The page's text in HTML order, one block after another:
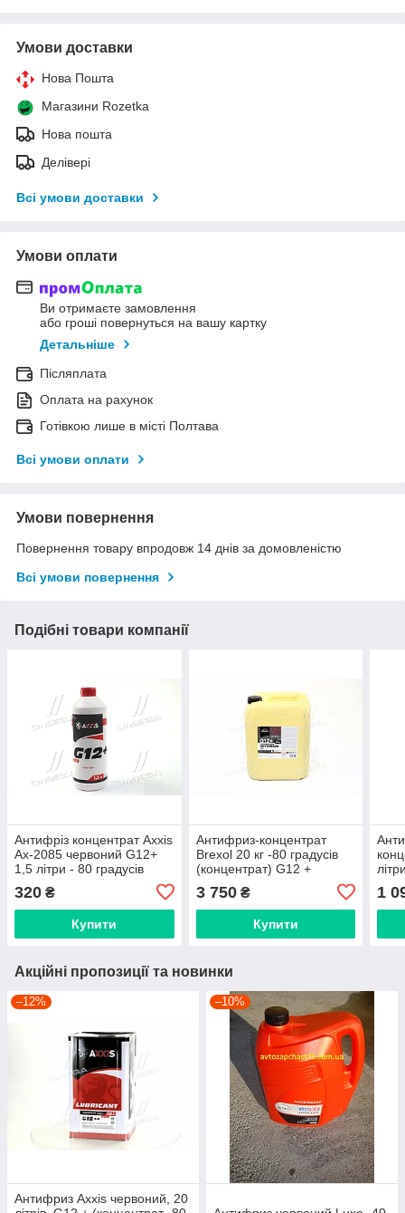
Умови доставки
Нова Пошта
Магазини Rozetka
Нова пошта
Делівері
Всі умови доставки
Умови оплати
Ви отримаєте замовлення
або гроші повернуться на вашу картку
Детальніше
Післяплата
Оплата на рахунок
Готівкою лише в місті Полтава
Всі умови оплати
Умови повернення
Повернення товару впродовж 14 днів за домовленістю
Всі умови повернення
Подібні товари компанії
Антифріз концентрат Axxis
Ax-2085 червоний G12+
1,5 літри - 80 градусів
320 ₴
Купити
Антифриз-концентрат
Brexol 20 кг -80 градусів
(концентрат) G12 +
3 750₴
Купити
1
Акційні пропозиції та новинки
–12%
Антифриз Axxis червоний, 20
–10%